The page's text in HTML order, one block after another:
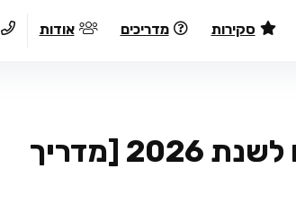
סקירות מדריכים אודות
מצלמת אינטרנט: 9 דגמים מומלצים לשנת 2026 [מדריך